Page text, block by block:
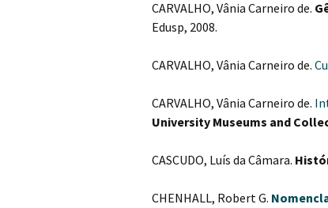
CARVALHO, Vânia Carneiro de.
Edusp, 2008.
CARVALHO, Vânia Carneiro de.
CARVALHO, Vânia Carneiro de.
University Museums and
CASCUDO, Luís da Câmara.
CHENHALL, Robert G.